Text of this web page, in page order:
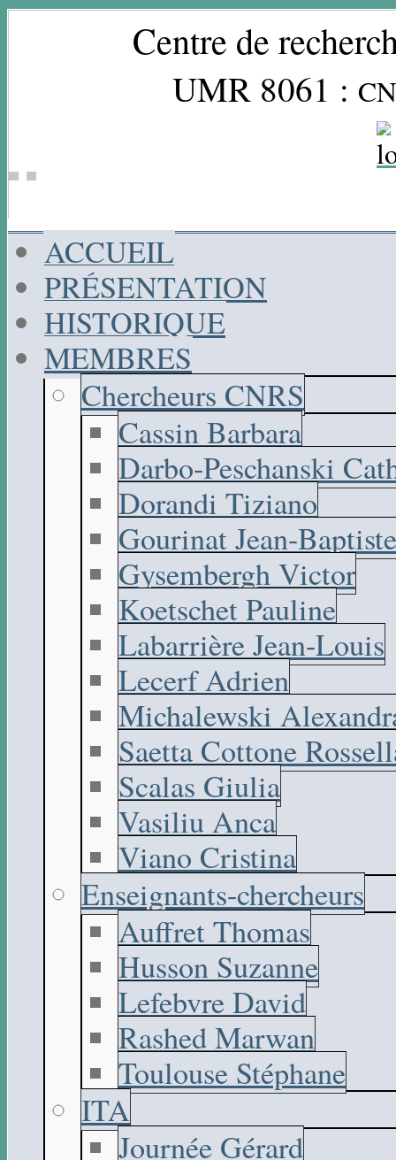
Centre de
UMR 8061 :
ACCUEIL
PRÉSENTATION
HISTORIQUE
MEMBRES
Chercheurs CNRS
Cassin Barbara
Darbo-Peschanski
Dorandi Tiziano
Gourinat Jean-Baptiste
Gysembergh Victor
Koetschet Pauline
Labarrière Jean-Louis
Lecerf Adrien
Michalewski
Saetta Cottone
Scalas Giulia
Vasiliu Anca
Viano Cristina
Enseignants-chercheurs
Auffret Thomas
Husson Suzanne
Lefebvre David
Rashed Marwan
Toulouse Stéphane
ITA
Journée Gérard